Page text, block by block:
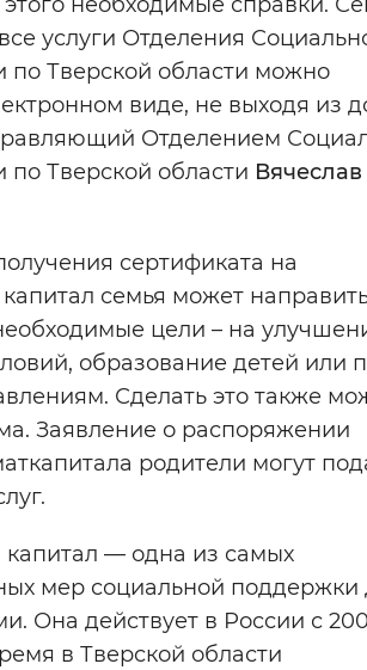
услуги Отделения
по Тверской области можно
виде, не выходя из
Отделением
по Тверской области Вячеслав
сертификата на
семья может
цели – на
образование детей или
Сделать это также
Заявление о распоряжении
родители могут
— одна из самых
мер социальной поддержки
Она действует в России с
в Тверской области